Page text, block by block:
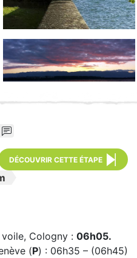
DÉCOUVRIR CETTE ÉTAPE
voile, Cologny : 06h05.
(P) : 06h35 – (06h45)